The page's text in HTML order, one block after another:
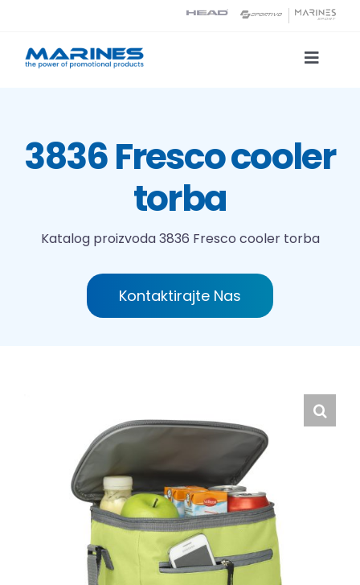
content
Toggle
Tehnologije tiska
3836 Fresco cooler
torba
Katalog proizvoda3836 Fresco cooler torba
Kontaktirajte Nas